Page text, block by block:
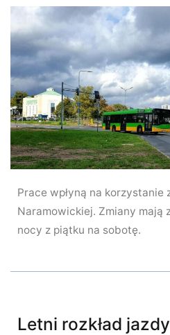
Prace wpłyną na korzystanie
Naramowickiej. Zmiany mają
nocy z piątku na sobotę.
Letni rozkład